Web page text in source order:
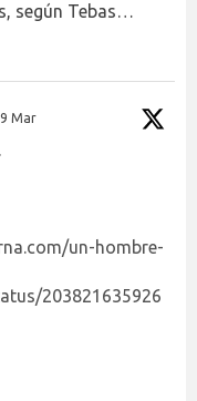
según Tebas…
Mar
un-hombre-
203821635926